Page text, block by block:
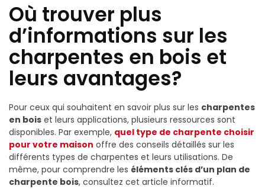
Où trouver plus
d’informations sur les
charpentes en bois et
leurs avantages?
Pour ceux qui souhaitent en savoir plus sur les charpentes
en bois et leurs applications, plusieurs ressources sont
disponibles. Par exemple, quel type de charpente choisir
pour votre maison offre des conseils détaillés sur les
différents types de charpentes et leurs utilisations. De
même, pour comprendre les éléments clés d’un plan de
charpente bois, consultez cet article informatif.